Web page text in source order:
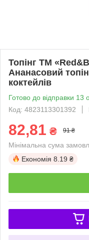
Топінг ТМ
Ананасовий
коктейлів
Готово до відправки 13
Код: 4823113301392
82,81 ₴ 91 ₴
Мінімальна сума
Економія 8.19 ₴